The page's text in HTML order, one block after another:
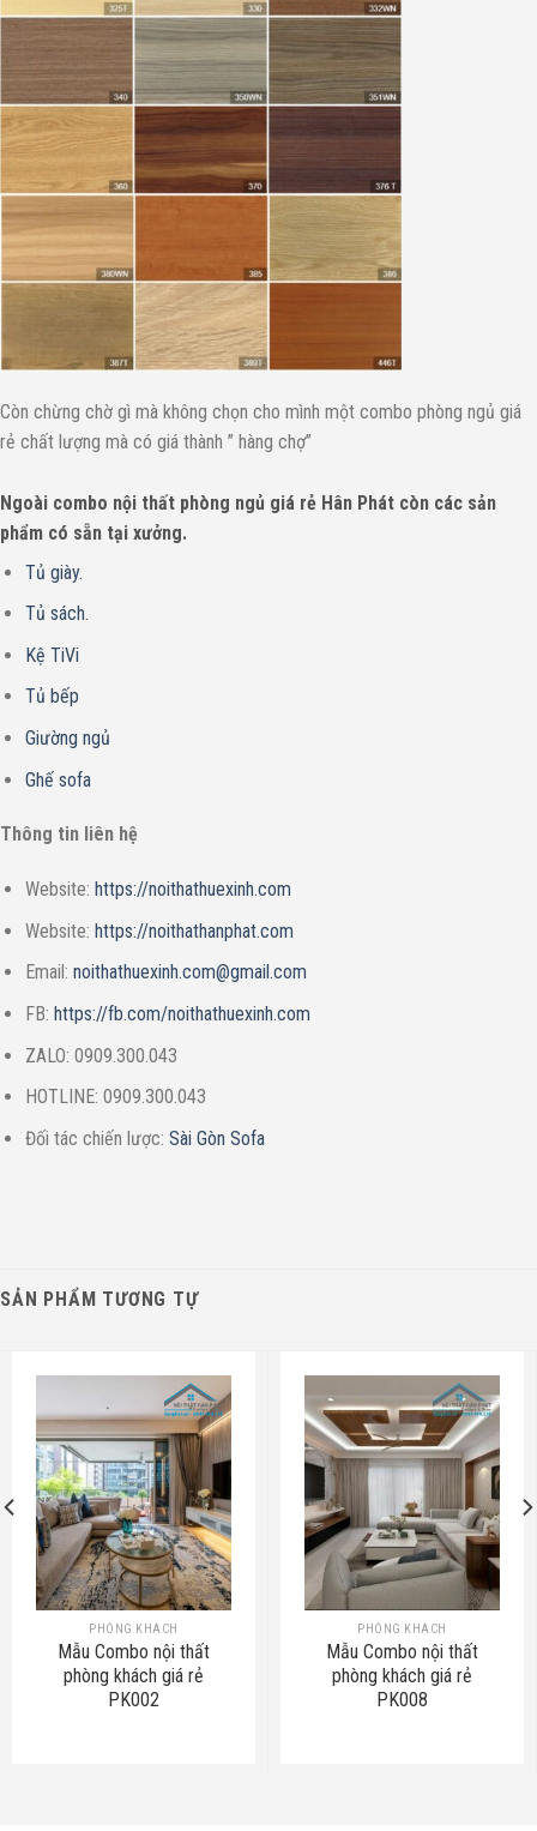
Còn chừng chờ gì mà không chọn cho mình một combo phòng ngủ giá
rẻ chất lượng mà có giá thành ” hàng chợ”
Ngoài combo nội thất phòng ngủ giá rẻ Hân Phát còn các sản
phẩm có sẵn tại xưởng.
Tủ giày.
Tủ sách.
Kệ TiVi
Tủ bếp
Giường ngủ
Ghế sofa
Thông tin liên hệ
Website: https://noithathuexinh.com
Website: https://noithathanphat.com
Email: noithathuexinh.com@gmail.com
FB: https://fb.com/noithathuexinh.com
ZALO: 0909.300.043
HOTLINE: 0909.300.043
Đối tác chiến lược: Sài Gòn Sofa
SẢN PHẨM TƯƠNG TỰ
PHÒNG KHÁCH
Mẫu Combo nội thất
phòng khách giá rẻ
PK002
PHÒNG KHÁCH
Mẫu Combo nội thất
phòng khách giá rẻ
PK008